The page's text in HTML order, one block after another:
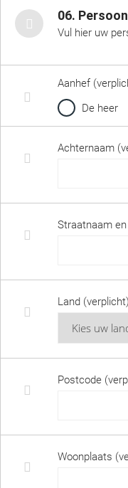
06.
Vul hier uw
Aanhef
De heer
Achternaam
Straatnaam
Land (verplicht)
Postcode
Woonplaats